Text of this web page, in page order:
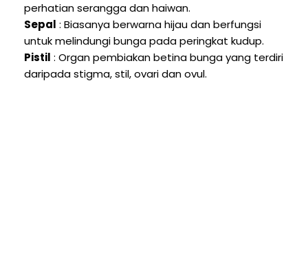
perhatian serangga dan haiwan.
Sepal : Biasanya berwarna hijau dan berfungsi
untuk melindungi bunga pada peringkat kudup.
Pistil : Organ pembiakan betina bunga yang terdiri
daripada stigma, stil, ovari dan ovul.